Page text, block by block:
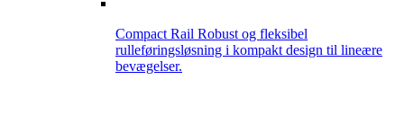
Compact Rail Robust og fleksibel
rulleføringsløsning i kompakt design til lineære
bevægelser.